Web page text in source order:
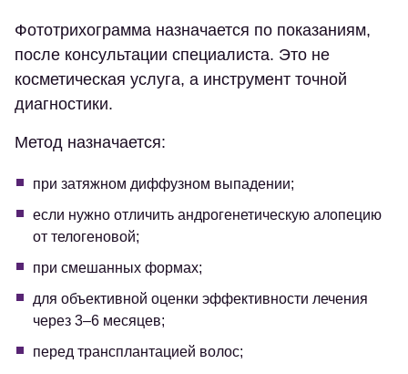
Фототрихограмма назначается по показаниям,
после консультации специалиста. Это не
косметическая услуга, а инструмент точной
диагностики.
Метод назначается:
при затяжном диффузном выпадении;
если нужно отличить андрогенетическую алопецию
от телогеновой;
при смешанных формах;
для объективной оценки эффективности лечения
через 3–6 месяцев;
перед трансплантацией волос;